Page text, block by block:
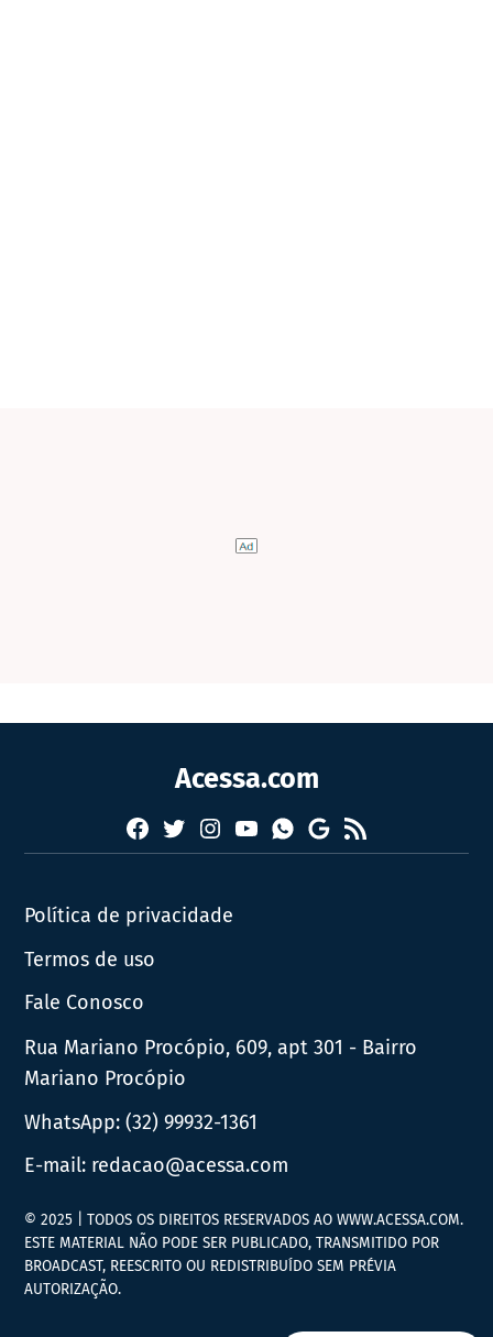
Acessa.com
Facebook
TwitterInstagram
YouTubeWhatsapp
Google
News
RSS
Política de privacidade
Termos de uso
Fale Conosco
Rua Mariano Procópio, 609, apt 301 - Bairro
Mariano Procópio
WhatsApp:(32) 99932-1361
E-mail: redacao@acessa.com
© 2025 | TODOS OS DIREITOS RESERVADOS AO WWW.ACESSA.COM.
ESTE MATERIAL NÃO PODE SER PUBLICADO, TRANSMITIDO POR
BROADCAST, REESCRITO OU REDISTRIBUÍDO SEM PRÉVIA
AUTORIZAÇÃO.